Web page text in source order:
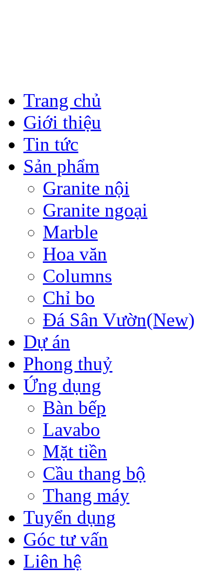
Trang chủ
Giới thiệu
Tin tức
Sản phẩm
Granite nội
Granite ngoại
Marble
Hoa văn
Columns
Chỉ bo
Đá Sân Vườn(New)
Dự án
Phong thuỷ
Ứng dụng
Bàn bếp
Lavabo
Mặt tiền
Cầu thang bộ
Thang máy
Tuyển dụng
Góc tư vấn
Liên hệ